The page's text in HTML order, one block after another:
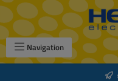
Zum Hauptinhalt springen
Navigation